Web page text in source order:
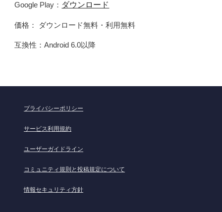
Google Play： ダウンロード
価格： ダウンロード無料・利用無料
互換性：Android 6.0以降
プライバシーポリシー
サービス利用規約
ユーザーガイドライン
コミュニティ規則と投稿規定について
情報セキュリティ方針